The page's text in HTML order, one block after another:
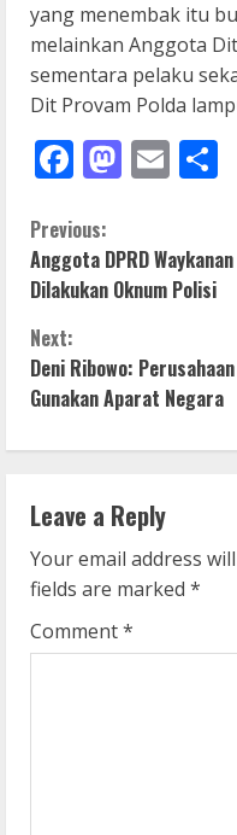
yang menembak itu
melainkan Anggota
sementara pelaku
Dit Provam Polda
Facebook
C
o
n
t
i
n
u
e
R
Previous:
Anggota DPRD
Dilakukan Oknum Polisi
Next:
Deni Ribowo:
Gunakan Aparat Negara
Leave a Reply
Your email address
fields are marked *
Comment*